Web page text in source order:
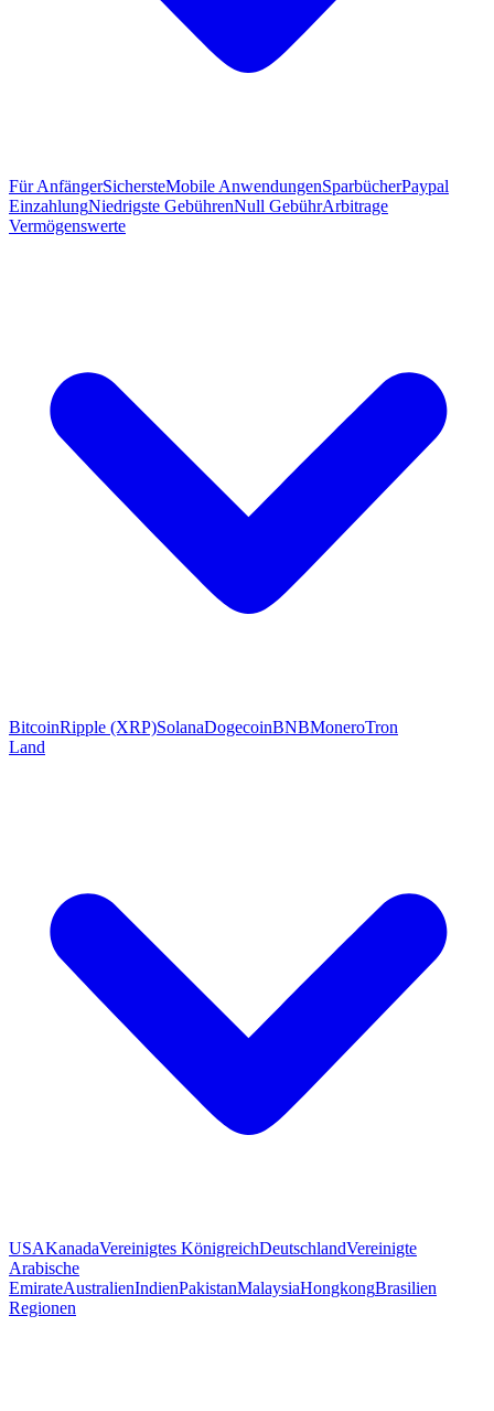
Für AnfängerSichersteMobile AnwendungenSparbücherPaypal
EinzahlungNiedrigste GebührenNull GebührArbitrage
Vermögenswerte
BitcoinRipple (XRP)SolanaDogecoinBNBMoneroTron
Land
USAKanadaVereinigtes KönigreichDeutschlandVereinigte
Arabische
EmirateAustralienIndienPakistanMalaysiaHongkongBrasilien
Regionen